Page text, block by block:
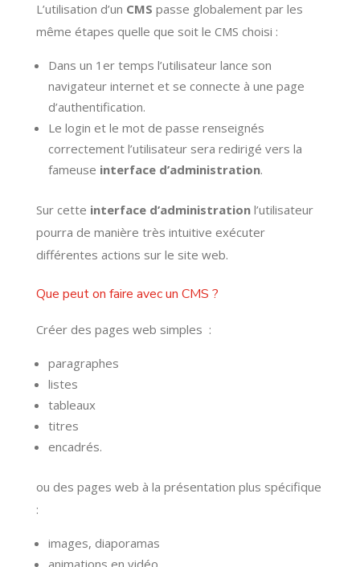
L’utilisation d’un CMS passe globalement par les
même étapes quelle que soit le CMS choisi :
Dans un 1er temps l’utilisateur lance son
navigateur internet et se connecte à une page
d’authentification.
Le login et le mot de passe renseignés
correctement l’utilisateur sera redirigé vers la
fameuse interface d’administration.
Sur cette interface d’administrationl’utilisateur
pourra de manière très intuitive exécuter
différentes actions sur le site web.
Que peut on faire avec un CMS ?
Créer des pages web simples :
paragraphes
listes
tableaux
titres
encadrés.
ou des pages web à la présentation plus spécifique
:
images, diaporamas
animations en vidéo